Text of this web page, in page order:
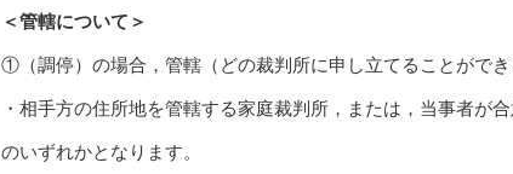
＜管轄について＞
①（調停）の場合，管轄（どの裁判所に申し立てることができ
・相手方の住所地を管轄する家庭裁判所，または，当事者が
のいずれかとなります。